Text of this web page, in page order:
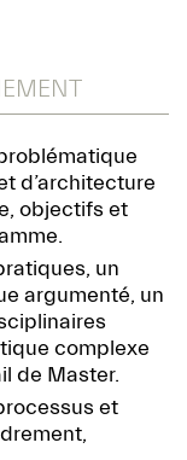
d’architecture
objectifs et
un
argumenté, un
complexe
de Master.
et